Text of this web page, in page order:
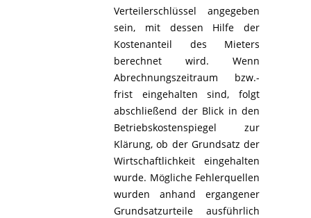
Verteilerschlüssel angegeben
sein, mit dessen Hilfe der
Kostenanteil des Mieters
berechnet wird. Wenn
Abrechnungszeitraum bzw.-
frist eingehalten sind, folgt
abschließend der Blick in den
Betriebskostenspiegel zur
Klärung, ob der Grundsatz der
Wirtschaftlichkeit eingehalten
wurde. Mögliche Fehlerquellen
wurden anhand ergangener
Grundsatzurteile ausführlich